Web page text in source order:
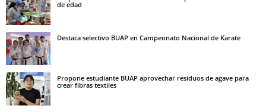
de edad
Destaca selectivo BUAP en Campeonato Nacional de Karate
Propone estudiante BUAP aprovechar residuos de agave para
crear fibras textiles